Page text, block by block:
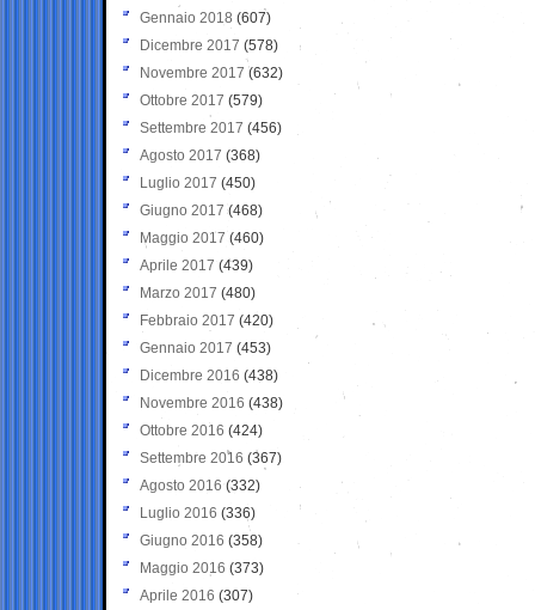
Gennaio 2018 (607)
Dicembre 2017 (578)
Novembre 2017 (632)
Ottobre 2017 (579)
Settembre 2017 (456)
Agosto 2017 (368)
Luglio 2017 (450)
Giugno 2017 (468)
Maggio 2017 (460)
Aprile 2017 (439)
Marzo 2017 (480)
Febbraio 2017 (420)
Gennaio 2017 (453)
Dicembre 2016 (438)
Novembre 2016 (438)
Ottobre 2016 (424)
Settembre 2016 (367)
Agosto 2016 (332)
Luglio 2016 (336)
Giugno 2016 (358)
Maggio 2016 (373)
Aprile 2016 (307)